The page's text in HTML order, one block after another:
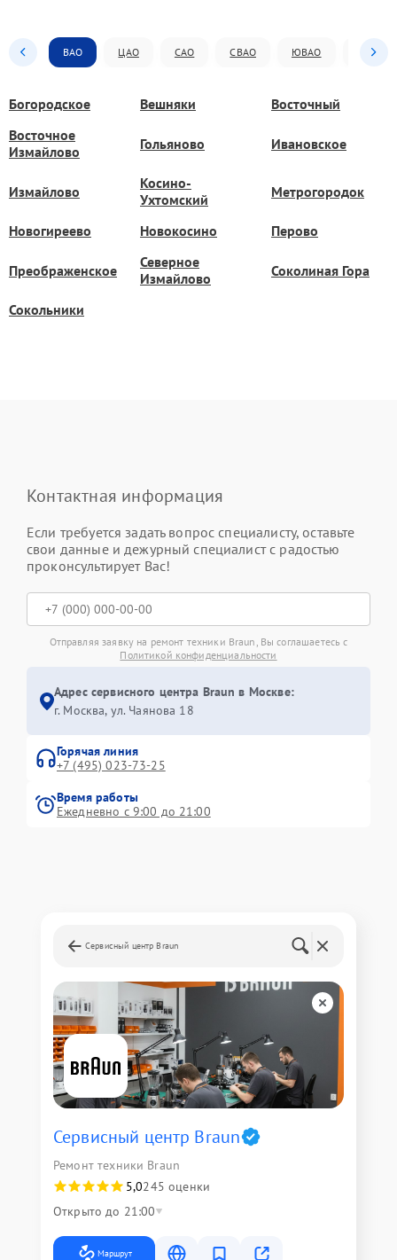
ВАО ЦАО САО СВАО ЮВАО ЮАО
Богородское Вешняки
Восточный
Восточное
Измайлово
Гольяново Ивановское
Измайлово
Косино-
Ухтомский
Метрогородок
Новогиреево Новокосино Перово
Преображенское
Северное
Измайлово
Соколиная Гора
Сокольники
Контактная информация
Если требуется задать вопрос специалисту, оставьте
свои данные и дежурный специалист с радостью
проконсультирует Вас!
Отправляя заявку на ремонт техники Braun, Вы соглашаетесь с
Политикой конфиденциальности
Адрес сервисного центра Braun в Москве:
г. Москва, ул. Чаянова 18
Горячая линия
+7 (495) 023-73-25
Время работы
Ежедневно с 9:00 до 21:00
Сервисный центр Braun
Сервисный центр Braun
Ремонт техники Braun
5,0245 оценки
Открыто до 21:00
Маршрут